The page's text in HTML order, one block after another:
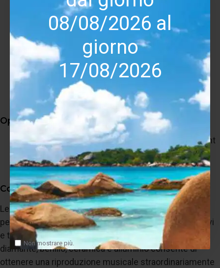
08/08/2026 al
giorno
17/08/2026
Non mostrare più.
Zebrano
Nero
Oro
Rosso
Prugna
Dimensioni (A x L x P): 126 x 33,5 x 46 cm
Peso: 95 kg ciascun diffusore
Opzioni disponibili
Statement Edition con cablaggio Jorma Statement
e crossover selezionato: + €18.000
Finiture Walnut e Zebrano: + €2.500
Conclusioni
Le Marten Mingus Septet rappresentano una sintesi
perfetta tra innovazione tecnologica, materiali esclusivi
e tradizione artigianale scandinava. Il connubio tra
diamante, berillio, ceramica e alluminio consente di
ottenere una riproduzione musicale straordinariamente